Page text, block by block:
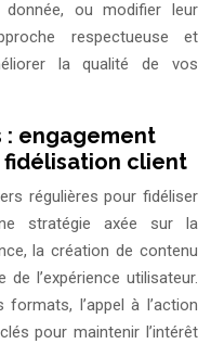
donnée, ou modifier leur
respectueuse et
la qualité de vos
engagement
client
régulières pour fidéliser
stratégie axée sur la
la création de contenu
l’expérience utilisateur.
l’appel à l’action
pour maintenir l’intérêt